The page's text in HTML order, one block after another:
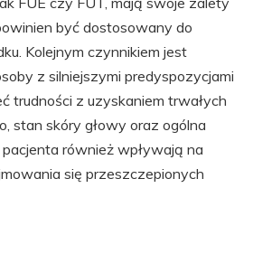
być dostosowany do
Kolejnym czynnikiem jest
z silniejszymi predyspozycjami
trudności z uzyskaniem trwałych
stan skóry głowy oraz ogólna
również wpływają na
się przeszczepionych